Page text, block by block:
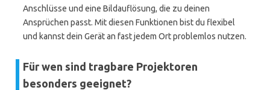
Anschlüsse und eine Bildauflösung, die zu deinen
Ansprüchen passt. Mit diesen Funktionen bist du flexibel
und kannst dein Gerät an fast jedem Ort problemlos nutzen.
Für wen sind tragbare Projektoren
besonders geeignet?